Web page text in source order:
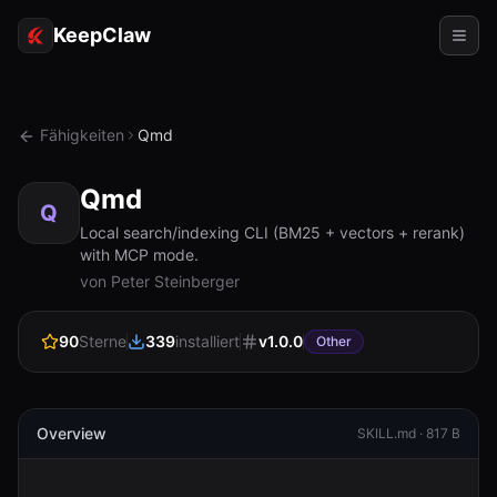
KeepClaw
Tokenzugriff
Anwendungsfälle
Preise
RESSOURCEN
Dokumentation
Fähigkeiten Qmd
Q Qmd
Local search/indexing CLI (BM25 + vectors + rerank)
with MCP mode.
von Peter Steinberger
90Sterne 339installiert v1.0.0 Other
Overview SKILL.md · 817 B